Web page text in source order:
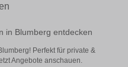
in Blumberg entdecken
Perfekt für private &
Angebote anschauen.